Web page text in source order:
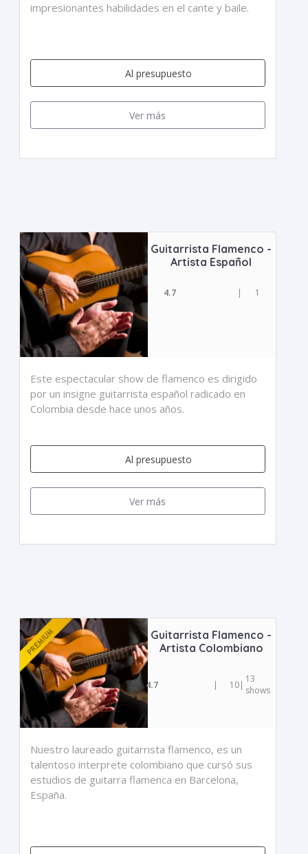
impresionantes habilidades en el cante y baile.
Al presupuesto
Ver más
Guitarrista Flamenco -
Artista Español
4.7 | 1
Este espectacular show de flamenco es dirigido
por un insigne guitarrista español radicado en
Colombia desde hace unos años.
Al presupuesto
Ver más
Guitarrista Flamenco -
Artista Colombiano
4.7 | 10| 13
shows
Nuestro laureado guitarrista flamenco, es un
talentoso interprete colombiano que cursó sus
estudios de guitarra flamenca en Barcelona,
España.